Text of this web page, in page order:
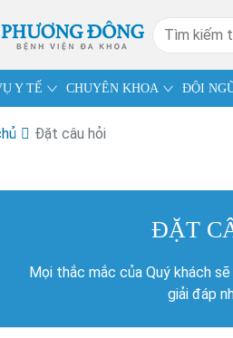
Y TẾ CHUYÊN KHOA ĐỘI
Đặt câu hỏi
ĐẶT
Mọi thắc mắc của Quý khách
giải đáp